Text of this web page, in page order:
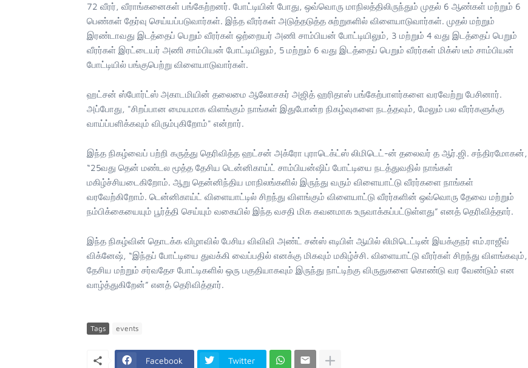
72 வீரர், வீராங்கனைகள் பங்கேற்றனர். போட்டியின் போது, ஒவ்வொரு மாநிலத்திலிருந்தும் முதல் 6 ஆண்கள் மற்றும் 6
பெண்கள் தேர்வு செய்யப்படுவார்கள். இந்த வீரர்கள் அடுத்தடுத்த சுற்றுகளில் விளையாடுவார்கள். முதல் மற்றும்
இரண்டாவது இடத்தைப் பெறும் வீரர்கள் ஒற்றையர் அணி சாம்பியன் போட்டியிலும், 3 மற்றும் 4 வது இடத்தைப் பெறும்
வீரர்கள் இரட்டையர் அணி சாம்பியன் போட்டியிலும், 5 மற்றும் 6 வது இடத்தைப் பெறும் வீரர்கள் மிக்ஸ் டீம் சாம்பியன்
போட்டியில் பங்குபெற்று விளையாடுவார்கள்.
ஹட்சன் ஸ்போர்ட்ஸ் அகாடமியின் தலைமை ஆலோசகர் அஜித் ஹரிதாஸ் பங்கேற்பாளர்களை வரவேற்று பேசினார்.
அப்போது, "சிறப்பான மையமாக விளங்கும் நாங்கள் இதுபோன்ற நிகழ்வுகளை நடத்தவும், மேலும் பல வீரர்களுக்கு
வாய்ப்பளிக்கவும் விரும்புகிறோம்" என்றார்.
இந்த நிகழ்வைப் பற்றி கருத்து தெரிவித்த ஹட்சன் அக்ரோ புராடெக்ட்ஸ் லிமிடெட்-ன் தலைவர் த ஆர்.ஜி. சந்திரமோகன்,
“25வது தென் மண்டல மூத்த தேசிய டென்னிகாய்ட் சாம்பியன்ஷிப் போட்டியை நடத்துவதில் நாங்கள்
மகிழ்ச்சியடைகிறோம். ஆறு தென்னிந்திய மாநிலங்களில் இருந்து வரும் விளையாட்டு வீரர்களை நாங்கள்
வரவேற்கிறோம். டென்னிகாய்ட் விளையாட்டில் சிறந்து விளங்கும் விளையாட்டு வீரர்களின் ஒவ்வொரு தேவை மற்றும்
நம்பிக்கையையும் பூர்த்தி செய்யும் வகையில் இந்த வசதி மிக கவனமாக உருவாக்கப்பட்டுள்ளது” எனத் தெரிவித்தார்.
இந்த நிகழ்வின் தொடக்க விழாவில் பேசிய விவிவி அண்ட் சன்ஸ் எடிபிள் ஆயில் லிமிடெட்டின் இயக்குநர் எம்.ராஜீவ்
விக்னேஷ், “இந்தப் போட்டியை துவக்கி வைப்பதில் எனக்கு மிகவும் மகிழ்ச்சி. விளையாட்டு வீரர்கள் சிறந்து விளங்கவும்,
தேசிய மற்றும் சர்வதேச போட்டிகளில் ஒரு பகுதியாகவும் இருந்து நாட்டிற்கு விருதுகளை கொண்டு வர வேண்டும் என
வாழ்த்துகிறேன்” எனத் தெரிவித்தார்.
Tags events
Facebook Twitter